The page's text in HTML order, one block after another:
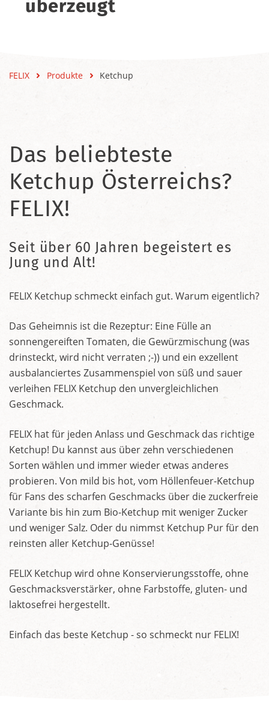
überzeugt
FELIX Produkte Ketchup
Das beliebteste
Ketchup Österreichs?
FELIX!
Seit über 60 Jahren begeistert es
Jung und Alt!
FELIX Ketchup schmeckt einfach gut. Warum eigentlich?
Das Geheimnis ist die Rezeptur: Eine Fülle an
sonnengereiften Tomaten, die Gewürzmischung (was
drinsteckt, wird nicht verraten ;-)) und ein exzellent
ausbalanciertes Zusammenspiel von süß und sauer
verleihen FELIX Ketchup den unvergleichlichen
Geschmack.
FELIX hat für jeden Anlass und Geschmack das richtige
Ketchup! Du kannst aus über zehn verschiedenen
Sorten wählen und immer wieder etwas anderes
probieren. Von mild bis hot, vom Höllenfeuer-Ketchup
für Fans des scharfen Geschmacks über die zuckerfreie
Variante bis hin zum Bio-Ketchup mit weniger Zucker
und weniger Salz. Oder du nimmst Ketchup Pur für den
reinsten aller Ketchup-Genüsse!
FELIX Ketchup wird ohne Konservierungsstoffe, ohne
Geschmacksverstärker, ohne Farbstoffe, gluten- und
laktosefrei hergestellt.
Einfach das beste Ketchup - so schmeckt nur FELIX!